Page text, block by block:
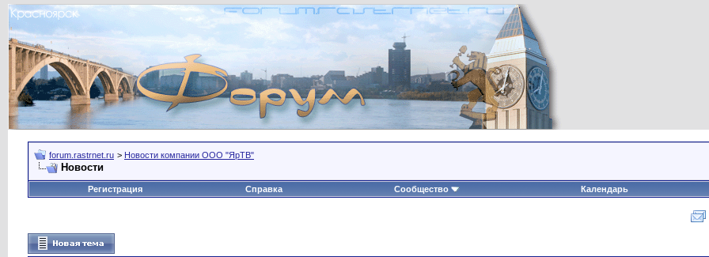
forum.rastrnet.ru > Новости компании ООО "ЯрТВ"
Новости
Регистрация
Справка Сообщество Календарь